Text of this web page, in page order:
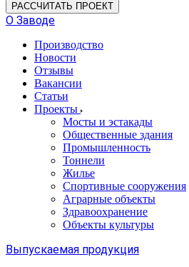
РАССЧИТАТЬ ПРОЕКТ
О Заводе
Производство
Новости
Отзывы
Вакансии
Статьи
Проекты
Мосты и эстакады
Общественные здания
Промышленность
Тоннели
Жилье
Спортивные сооружения
Аграрные объекты
Здравоохранение
Объекты культуры
Выпускаемая продукция